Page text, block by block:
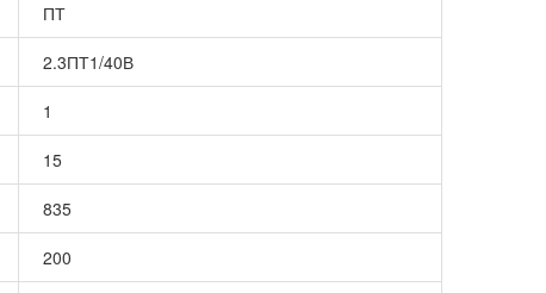
ПТ
2.3ПТ1/40В
1
15
835
200